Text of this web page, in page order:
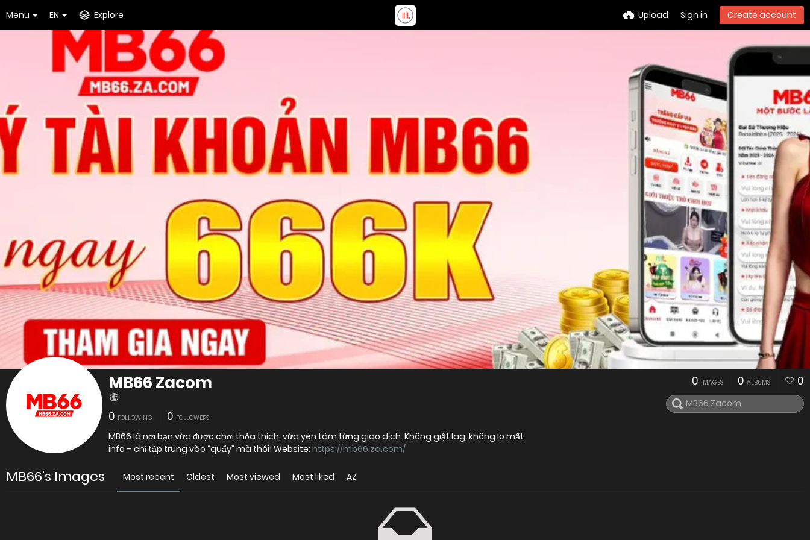
Menu EN Explore Upload Sign in Create account
MB66 Zacom
0 FOLLOWING 0 FOLLOWERS
MB66 là nơi bạn vừa được chơi thỏa thích, vừa yên tâm từng giao dịch. Không giật lag, không lo mất
info – chỉ tập trung vào “quẩy” mà thôi! Website: https://mb66.za.com/
0 IMAGES 0 ALBUMS 0
MB66's Images Most recent Oldest Most viewed Most liked AZ